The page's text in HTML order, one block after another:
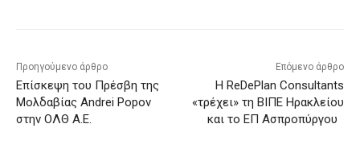
Προηγούμενο άρθρο
Επίσκεψη του Πρέσβη της
Μολδαβίας Andrei Popov
στην ΟΛΘ Α.Ε.
Επόμενο άρθρο
Η ReDePlan Consultants
«τρέχει» τη ΒΙΠΕ Ηρακλείου
και το ΕΠ Ασπροπύργου